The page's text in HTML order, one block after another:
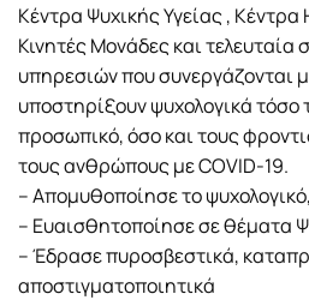
Κέντρα Ψυχικής Υγείας ,
Κινητές Μονάδες και τελευταία
υπηρεσιών που συνεργάζονται
υποστηρίξουν ψυχολογικά τόσο
προσωπικό, όσο και τους
τους ανθρώπους με COVID-19.
– Απομυθοποίησε το
– Ευαισθητοποίησε σε θέματα
– Έδρασε πυροσβεστικά,
αποστιγματοποιητικά